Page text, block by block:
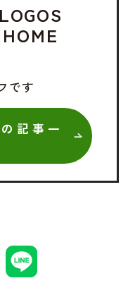
LOGOS
HOME
です
記事一